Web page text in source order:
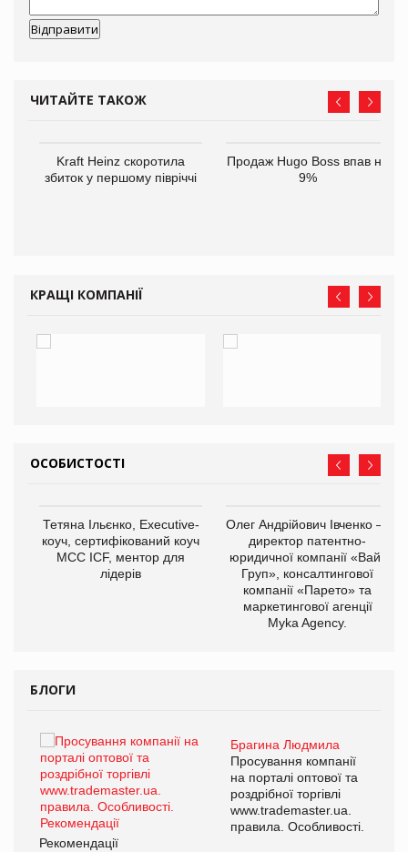
ЧИТАЙТЕ ТАКОЖ
Kraft Heinz скоротила
збиток у першому півріччі
Продаж Hugo Boss впав на
9%
КРАЩІ КОМПАНІЇ
ОСОБИСТОСТІ
Тетяна Ільєнко, Executive-
коуч, сертифікований коуч
МСС ICF, ментор для
лідерів
Олег Андрійович Івченко —
директор патентно-
юридичної компанії «Вайз
Груп», консалтингової
компанії «Парето» та
маркетингової агенції
Myka Agency.
БЛОГИ
Брагина Людмила
Просування компанії
на порталі оптової та
роздрібної торгівлі
www.trademaster.ua.
правила. Особливості.
Рекомендації